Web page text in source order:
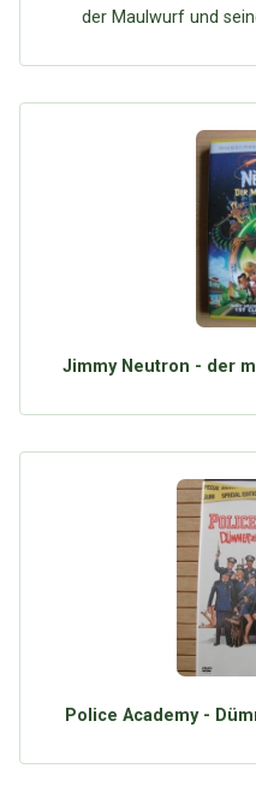
Mit
der Maulwurf und
Jimmy Neutron - der
Police Academy -